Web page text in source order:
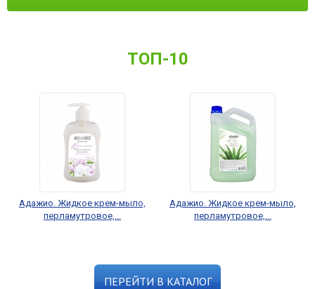
ТОП-10
Адажио. Жидкое крем-мыло,
перламутровое,...
Адажио. Жидкое крем-мыло,
перламутровое,...
ПЕРЕЙТИ В КАТАЛОГ